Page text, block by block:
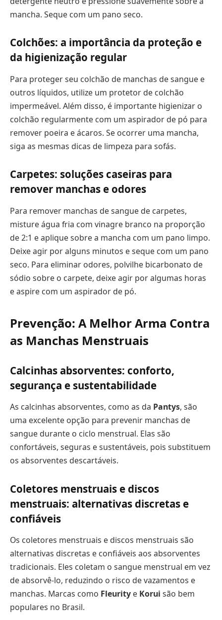
mancha. Seque com um pano seco.
Colchões: a importância da proteção e
da higienização regular
Para proteger seu colchão de manchas de sangue e
outros líquidos, utilize um protetor de colchão
impermeável. Além disso, é importante higienizar o
colchão regularmente com um aspirador de pó para
remover poeira e ácaros. Se ocorrer uma mancha,
siga as mesmas dicas de limpeza para sofás.
Carpetes: soluções caseiras para
remover manchas e odores
Para remover manchas de sangue de carpetes,
misture água fria com vinagre branco na proporção
de 2:1 e aplique sobre a mancha com um pano limpo.
Deixe agir por alguns minutos e seque com um pano
seco. Para eliminar odores, polvilhe bicarbonato de
sódio sobre o carpete, deixe agir por algumas horas
e aspire com um aspirador de pó.
Prevenção: A Melhor Arma Contra
as Manchas Menstruais
Calcinhas absorventes: conforto,
segurança e sustentabilidade
As calcinhas absorventes, como as da Pantys, são
uma excelente opção para prevenir manchas de
sangue durante o ciclo menstrual. Elas são
confortáveis, seguras e sustentáveis, pois substituem
os absorventes descartáveis.
Coletores menstruais e discos
menstruais: alternativas discretas e
confiáveis
Os coletores menstruais e discos menstruais são
alternativas discretas e confiáveis aos absorventes
tradicionais. Eles coletam o sangue menstrual em vez
de absorvê-lo, reduzindo o risco de vazamentos e
manchas. Marcas como Fleurity e Korui são bem
populares no Brasil.